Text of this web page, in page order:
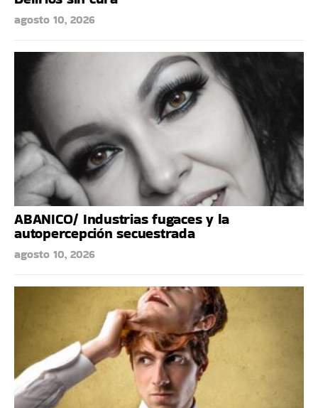
agosto 10, 2026
ABANICO/ Industrias fugaces y la
autopercepción secuestrada
agosto 10, 2026